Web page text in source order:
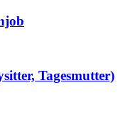
Tagesmutter)